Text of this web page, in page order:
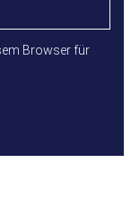
Browser für